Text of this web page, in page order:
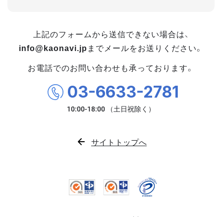
上記のフォームから送信できない場合は、
info@kaonavi.jp までメールをお送りください。
お電話でのお問い合わせも承っております。
03-6633-2781
サイトトップへ